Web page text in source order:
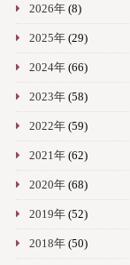
2026年(8)
2025年(29)
2024年(66)
2023年(58)
2022年(59)
2021年(62)
2020年(68)
2019年(52)
2018年(50)